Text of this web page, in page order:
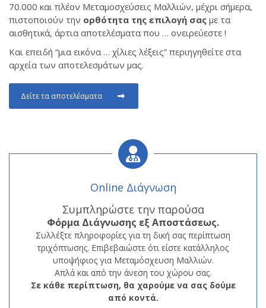
70.000 και πλέον Μεταμοσχεύσεις Μαλλιών, μέχρι σήμερα,
πιστοποιούν την ορθότητα της επιλογή σας με τα
αισθητικά, άρτια αποτελέσματα που … ονειρεύεστε !
Και επειδή “μια εικόνα … χίλιες λέξεις” περιηγηθείτε στα
αρχεία των αποτελεσμάτων μας.
Δείτε τα αποτελέσματα
Online Διάγνωση
Συμπληρώστε την παρούσα
Φόρμα Διάγνωσης εξ Αποστάσεως.
Συλλέξτε πληροφορίες για τη δική σας περίπτωση
τριχόπτωσης. Επιβεβαιώστε ότι είστε κατάλληλος
υποψήφιος για Μεταμόσχευση Μαλλιών.
Απλά και από την άνεση του χώρου σας.
Σε κάθε περίπτωση, θα χαρούμε να σας δούμε
από κοντά.